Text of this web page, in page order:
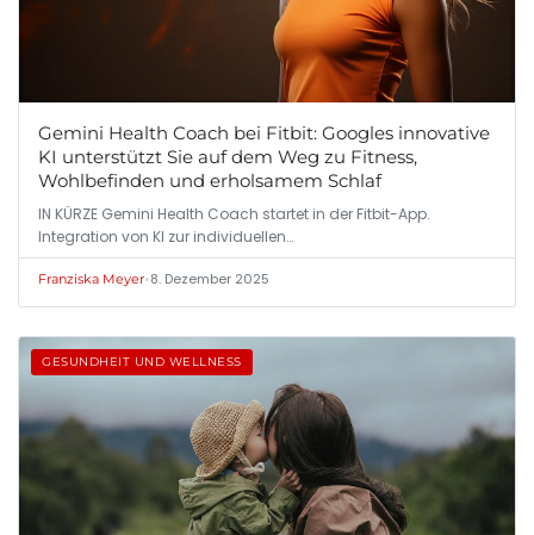
Gemini Health Coach bei Fitbit: Googles innovative
KI unterstützt Sie auf dem Weg zu Fitness,
Wohlbefinden und erholsamem Schlaf
IN KÜRZE Gemini Health Coach startet in der Fitbit-App.
Integration von KI zur individuellen…
Franziska Meyer•8. Dezember 2025
GESUNDHEIT UND WELLNESS